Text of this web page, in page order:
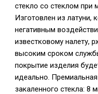
стекло со стеклом
Изготовлен из латуни,
негативным
известковому налету,
высоким сроком
покрытие изделия
идеально.
закаленного стекла: 8